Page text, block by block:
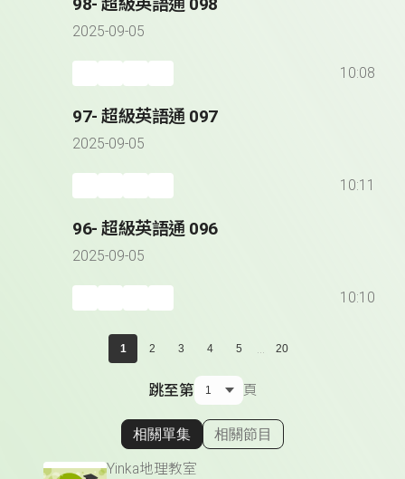
98- 超級英語通 098
2025-09-05
10:08
97- 超級英語通 097
2025-09-05
10:11
96- 超級英語通 096
2025-09-05
10:10
1 2 3 4 5 ... 20
跳至第 頁
顯示相關單集
相關單集 相關節目
Yinka地理教室